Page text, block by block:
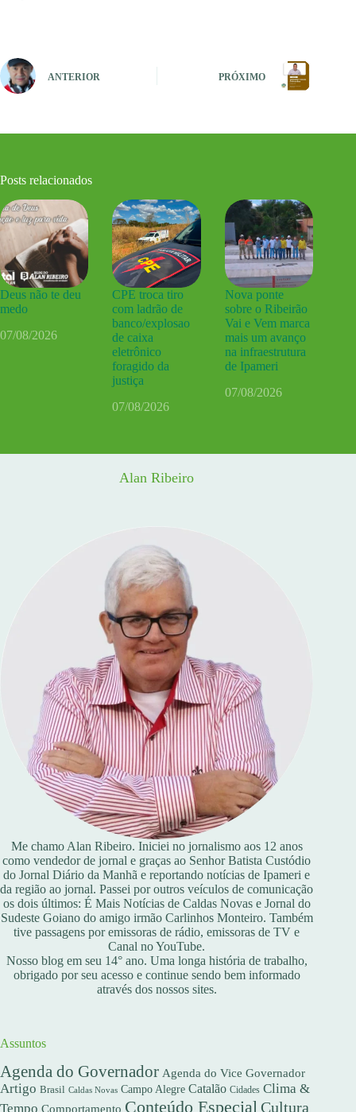
ANTERIOR PRÓXIMO
Posts relacionados
Deus não te deu
medo
07/08/2026
CPE troca tiro
com ladrão de
banco/explosao
de caixa
eletrônico
foragido da
justiça
07/08/2026
Nova ponte
sobre o Ribeirão
Vai e Vem marca
mais um avanço
na infraestrutura
de Ipameri
07/08/2026
Alan Ribeiro
Me chamo Alan Ribeiro. Iniciei no jornalismo aos 12 anos
como vendedor de jornal e graças ao Senhor Batista Custódio
do Jornal Diário da Manhã e reportando notícias de Ipameri e
da região ao jornal. Passei por outros veículos de comunicação
os dois últimos: É Mais Notícias de Caldas Novas e Jornal do
Sudeste Goiano do amigo irmão Carlinhos Monteiro. Também
tive passagens por emissoras de rádio, emissoras de TV e
Canal no YouTube.
Nosso blog em seu 14° ano. Uma longa história de trabalho,
obrigado por seu acesso e continue sendo bem informado
através dos nossos sites.
Assuntos
Agenda do Governador Agenda do Vice Governador
Artigo Brasil Caldas Novas Campo Alegre Catalão Cidades Clima &
Tempo Comportamento Conteúdo Especial Cultura